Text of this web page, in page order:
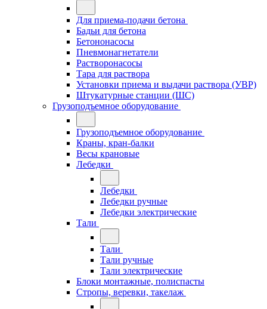
Для приема-подачи бетона
Бадьи для бетона
Бетононасосы
Пневмонагнетатели
Растворонасосы
Тара для раствора
Установки приема и выдачи раствора (УВР)
Штукатурные станции (ШС)
Грузоподъемное оборудование
Грузоподъемное оборудование
Краны, кран-балки
Весы крановые
Лебедки
Лебедки
Лебедки ручные
Лебедки электрические
Тали
Тали
Тали ручные
Тали электрические
Блоки монтажные, полиспасты
Стропы, веревки, такелаж